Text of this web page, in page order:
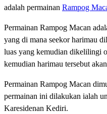
adalah permainan Rampog
Permainan Rampog Macan
yang di mana seekor harimau
luas yang kemudian dikelilingi
kemudian harimau tersebut
Permainan Rampog Macan
permainan ini dilakukan ialah
Karesidenan Kediri.